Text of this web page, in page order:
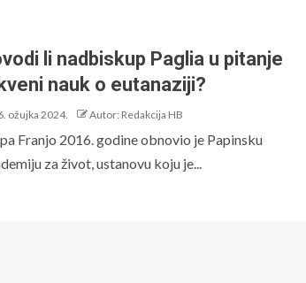
li nadbiskup Paglia u pitanje
nauk o eutanaziji?
ožujka 2024. Autor: Redakcija HB
Franjo 2016. godine obnovio je Papinsku
za život, ustanovu koju je...